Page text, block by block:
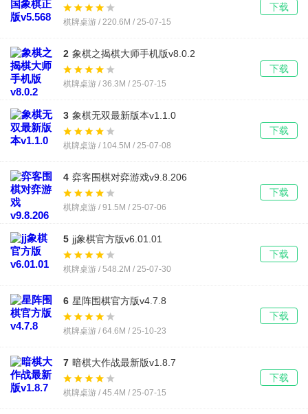
棋牌桌游 / 220.6M / 25-07-15
下载
2 象棋之揭棋大师手机版v8.0.2
棋牌桌游 / 36.3M / 25-07-15
下载
3 象棋无双最新版本v1.1.0
棋牌桌游 / 104.5M / 25-07-08
下载
4 弈客围棋对弈游戏v9.8.206
棋牌桌游 / 91.5M / 25-07-06
下载
5 jj象棋官方版v6.01.01
棋牌桌游 / 548.2M / 25-07-30
下载
6 星阵围棋官方版v4.7.8
棋牌桌游 / 64.6M / 25-10-23
下载
7 暗棋大作战最新版v1.8.7
棋牌桌游 / 45.4M / 25-07-15
下载